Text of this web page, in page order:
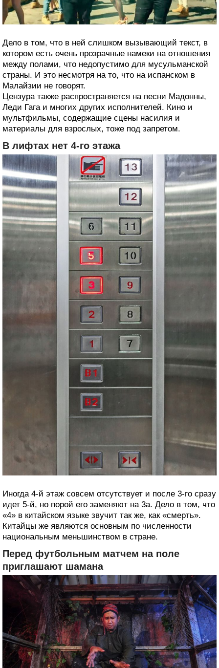
Дело в том, что в ней слишком вызывающий текст, в
котором есть очень прозрачные намеки на отношения
между полами, что недопустимо для мусульманской
страны. И это несмотря на то, что на испанском в
Малайзии не говорят.
Цензура также распространяется на песни Мадонны,
Леди Гага и многих других исполнителей. Кино и
мультфильмы, содержащие сцены насилия и
материалы для взрослых, тоже под запретом.
В лифтах нет 4-го этажа
Иногда 4-й этаж совсем отсутствует и после 3-го сразу
идет 5-й, но порой его заменяют на 3а. Дело в том, что
«4» в китайском языке звучит так же, как «смерть».
Китайцы же являются основным по численности
национальным меньшинством в стране.
Перед футбольным матчем на поле
приглашают шамана